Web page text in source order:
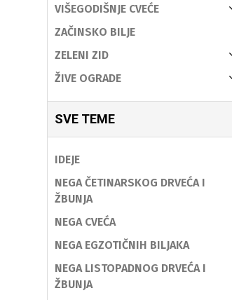
VIŠEGODIŠNJE CVEĆE
ZAČINSKO BILJE
ZELENI ZID
ŽIVE OGRADE
SVE TEME
IDEJE
NEGA ČETINARSKOG DRVEĆA I
ŽBUNJA
NEGA CVEĆA
NEGA EGZOTIČNIH BILJAKA
NEGA LISTOPADNOG DRVEĆA I
ŽBUNJA